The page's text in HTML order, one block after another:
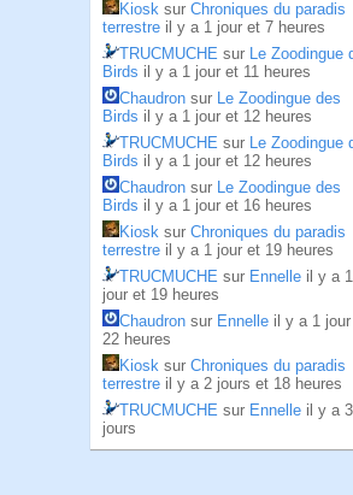
Kiosk sur Chroniques du paradis
terrestre il y a 1 jour et 7 heures
TRUCMUCHE sur Le Zoodingue
Birds il y a 1 jour et 11 heures
Chaudron sur Le Zoodingue des
Birds il y a 1 jour et 12 heures
TRUCMUCHE sur Le Zoodingue
Birds il y a 1 jour et 12 heures
Chaudron sur Le Zoodingue des
Birds il y a 1 jour et 16 heures
Kiosk sur Chroniques du paradis
terrestre il y a 1 jour et 19 heures
TRUCMUCHE sur Ennelle il y a 1
jour et 19 heures
Chaudron sur Ennelle il y a 1
22 heures
Kiosk sur Chroniques du paradis
terrestre il y a 2 jours et 18 heures
TRUCMUCHE sur Ennelle il y a 3
jours